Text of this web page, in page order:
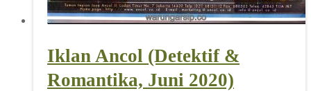
Iklan Ancol (Detektif &
Romantika, Juni 2020)